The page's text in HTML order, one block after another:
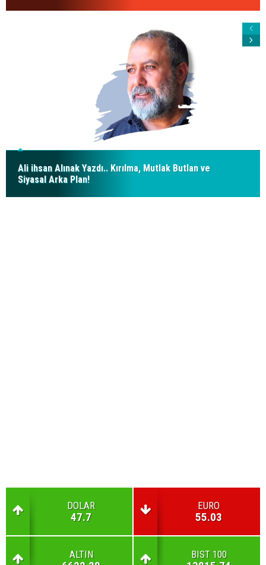
Ali ihsan Alınak Yazdı.. Kırılma, Mutlak Butlan ve
Siyasal Arka Plan!
DOLAR
47.7
EURO
55.03
ALTIN BIST 100